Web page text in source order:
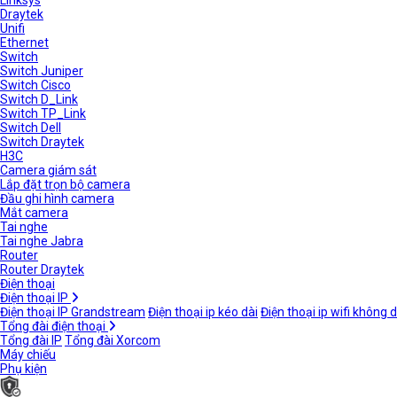
Draytek
Unifi
Ethernet
Switch
Switch Juniper
Switch Cisco
Switch D_Link
Switch TP_Link
Switch Dell
Switch Draytek
H3C
Camera giám sát
Lắp đặt trọn bộ camera
Đầu ghi hình camera
Mắt camera
Tai nghe
Tai nghe Jabra
Router
Router Draytek
Điện thoại
Điện thoại IP
Điện thoại IP Grandstream Điện thoại ip kéo dài Điện thoại ip wifi không
Tổng đài điện thoại
Tổng đài IP Tổng đài Xorcom
Máy chiếu
Phụ kiện